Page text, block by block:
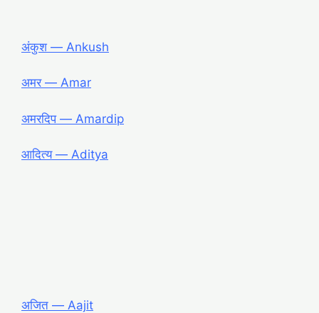
अंकुश ― Ankush
अमर ― Amar
अमरदिप ― Amardip
आदित्य ― Aditya
अजित ― Aajit